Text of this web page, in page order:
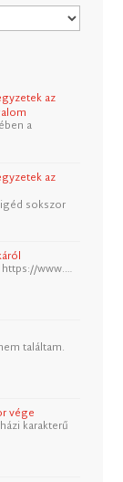
az
a
az
sokszor
www.…
találtam.
vége
karakterű